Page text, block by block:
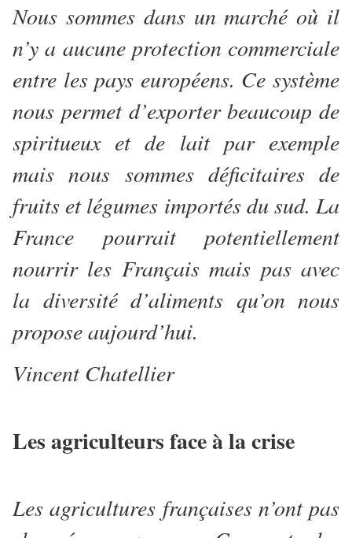
Nous sommes dans un marché où il
n’y a aucune protection commerciale
entre les pays européens. Ce système
nous permet d’exporter beaucoup de
spiritueux et de lait par exemple
mais nous sommes déficitaires de
fruits et légumes importés du sud. La
France pourrait potentiellement
nourrir les Français mais pas avec
la diversité d’aliments qu’on nous
propose aujourd’hui.
Vincent Chatellier
Les agriculteurs face à la crise
Les agricultures françaises n’ont pas